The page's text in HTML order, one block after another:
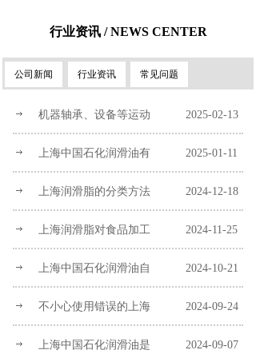
行业资讯 / NEWS CENTER
公司新闻 行业资讯 常见问题
机器轴承、设备等运动 2025-02-13
上海中国石化润滑油有 2025-01-11
上海润滑脂的分类方法 2024-12-18
上海润滑脂对食品加工 2024-11-25
上海中国石化润滑油自 2024-10-21
不小心使用错误的上海 2024-09-24
上海中国石化润滑油是 2024-09-07